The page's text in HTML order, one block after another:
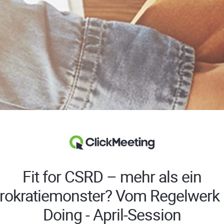
Fit for CSRD – mehr als ein
Vom
Doing - April-Session